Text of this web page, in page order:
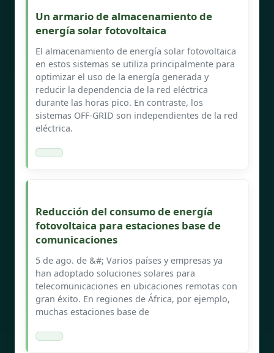
Un armario de almacenamiento de
energía solar fotovoltaica
El almacenamiento de energía solar fotovoltaica
en estos sistemas se utiliza principalmente para
optimizar el uso de la energía generada y
reducir la dependencia de la red eléctrica
durante las horas pico. En contraste, los
sistemas OFF-GRID son independientes de la red
eléctrica.
Reducción del consumo de energía
fotovoltaica para estaciones base de
comunicaciones
5 de ago. de &#; Varios países y empresas ya
han adoptado soluciones solares para
telecomunicaciones en ubicaciones remotas con
gran éxito. En regiones de África, por ejemplo,
muchas estaciones base de